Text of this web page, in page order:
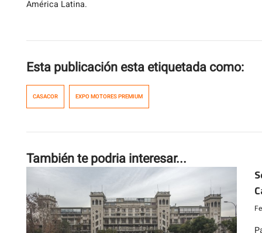
América Latina.
Esta publicación esta etiquetada como:
CASACOR EXPO MOTORES PREMIUM
También te podria interesar...